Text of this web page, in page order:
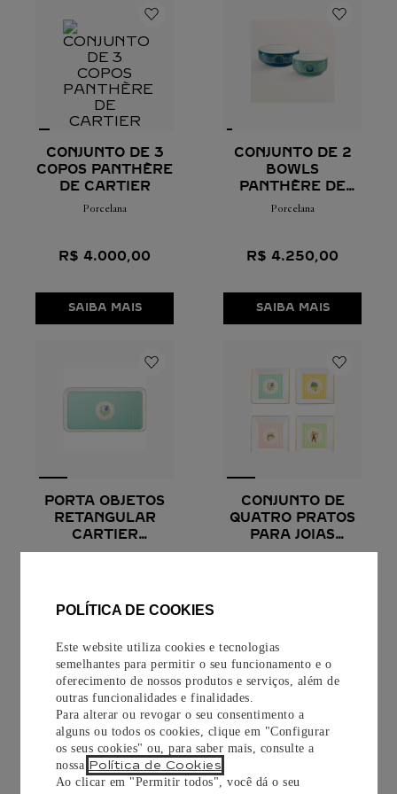
POLÍTICA DE COOKIES
Este website utiliza cookies e tecnologias
semelhantes para permitir o seu funcionamento e o
oferecimento de nossos produtos e serviços, além de
outras funcionalidades e finalidades.
Para alterar ou revogar o seu consentimento a
alguns ou todos os cookies, clique em "Configurar
os seus cookies" ou, para saber mais, consulte a
nossa Política de Cookies
Ao clicar em "Permitir todos", você dá o seu
CONJUNTO DE 3
COPOS PANTHÈRE
DE CARTIER
Porcelana
R$ 4.000,00
SAIBA MAIS
CONJUNTO DE 2
BOWLS
PANTHÈRE DE
CARTIER
Porcelana
R$ 4.250,00
SAIBA MAIS
PORTA OBJETOS
RETANGULAR
CARTIER
CHARACTERS
R$ 4.350,00
CONJUNTO DE
QUATRO PRATOS
PARA JOIAS
CARTIER
SAIBA MAIS